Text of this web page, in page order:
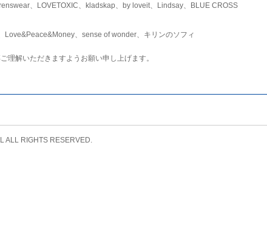
、LOVETOXIC、kladskap、by loveit、Lindsay、BLUE CROSS
、sense of wonder、キリンのソフィ
理解いただきますようお願い申し上げます。